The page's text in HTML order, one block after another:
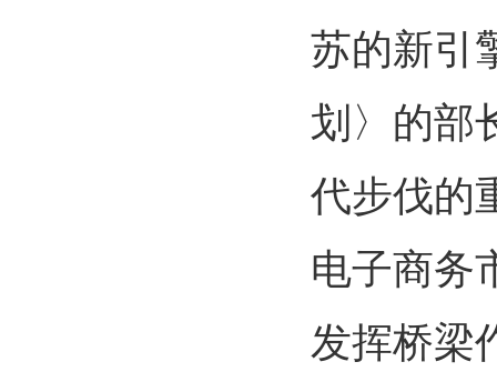
苏的新引
划〉的部
代步伐的
电子商务
发挥桥梁